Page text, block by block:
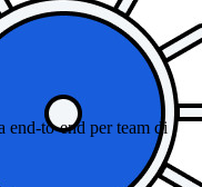
end-to-end per team di